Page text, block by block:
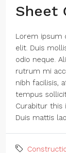
Sheet
Lorem ipsum
elit. Duis
odio neque.
rutrum mi
nibh facilisis,
tempus
Curabitur this
Duis mattis